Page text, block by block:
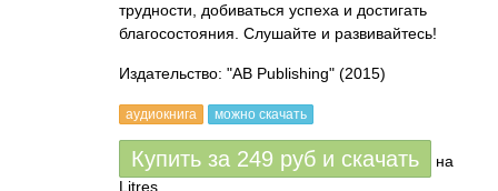
трудности, добиваться успеха и достигать
благосостояния. Слушайте и развивайтесь!
Издательство: "AB Publishing" (2015)
аудиокнига можно скачать
Купить за 249 руб и скачать
на
Litres